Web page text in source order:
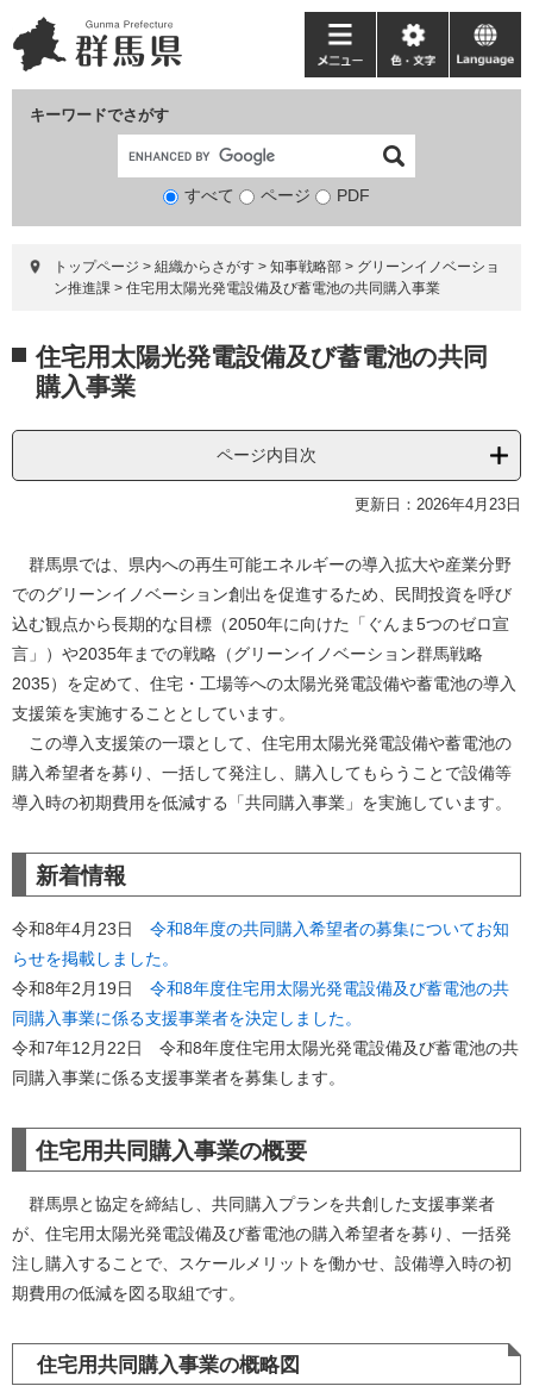
ー
ジ
ニ
ュ
て
キーワードでさがす
検
象
すべて ページ PDF
メ
ニ
ー
色・
文
language
トップページ > 組織からさがす > 知事戦略部 > グリーンイノベーショ
ン推進課 > 住宅用太陽光発電設備及び蓄電池の共同購入事業
文 住宅用太陽光発電設備及び蓄電池の共同
購入事業
ページ内目次
更新日：2026年4月23日
群馬県では、県内への再生可能エネルギーの導入拡大や産業分野
でのグリーンイノベーション創出を促進するため、民間投資を呼び
込む観点から長期的な目標（2050年に向けた「ぐんま5つのゼロ宣
言」）や2035年までの戦略（グリーンイノベーション群馬戦略
2035）を定めて、住宅・工場等への太陽光発電設備や蓄電池の導入
支援策を実施することとしています。
この導入支援策の一環として、住宅用太陽光発電設備や蓄電池の
購入希望者を募り、一括して発注し、購入してもらうことで設備等
導入時の初期費用を低減する「共同購入事業」を実施しています。
新着情報
令和8年4月23日 令和8年度の共同購入希望者の募集についてお知
らせを掲載しました。
令和8年2月19日 令和8年度住宅用太陽光発電設備及び蓄電池の共
同購入事業に係る支援事業者を決定しました。
​令和7年12月22日 令和8年度住宅用太陽光発電設備及び蓄電池の共
同購入事業に係る支援事業者を募集します。
住宅用共同購入事業の概要
群馬県と協定を締結し、共同購入プランを共創した支援事業者
が、住宅用太陽光発電設備及び蓄電池の購入希望者を募り、一括発
注し購入することで、スケールメリットを働かせ、設備導入時の初
期費用の低減を図る取組です。
住宅用共同購入事業の概略図